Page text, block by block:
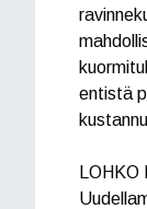
entistä